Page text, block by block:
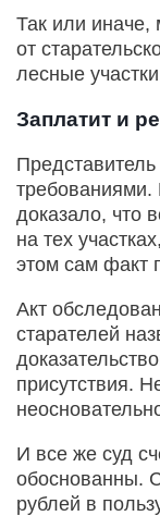
Так или иначе,
от
лесные
Заплатит и
доказало, что
на тех
этом сам факт
Акт
старателей
присутствия.
И все же суд
обоснованны.
рублей в